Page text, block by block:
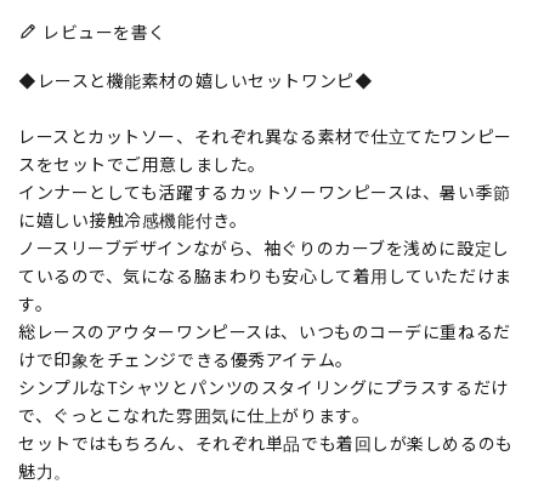
レビューを書く
◆レースと機能素材の嬉しいセットワンピ◆
レースとカットソー、それぞれ異なる素材で仕立てたワンピー
スをセットでご用意しました。
インナーとしても活躍するカットソーワンピースは、暑い季節
に嬉しい接触冷感機能付き。
ノースリーブデザインながら、袖ぐりのカーブを浅めに設定し
ているので、気になる脇まわりも安心して着用していただけま
す。
総レースのアウターワンピースは、いつものコーデに重ねるだ
けで印象をチェンジできる優秀アイテム。
シンプルなTシャツとパンツのスタイリングにプラスするだけ
で、ぐっとこなれた雰囲気に仕上がります。
セットではもちろん、それぞれ単品でも着回しが楽しめるのも
魅力。